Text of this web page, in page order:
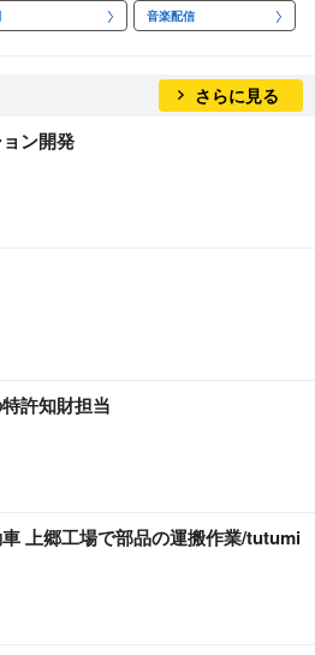
音楽配信
さらに見る
ン開発
許知財担当
上郷工場で部品の運搬作業/tutumi